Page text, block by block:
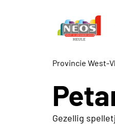
Provincie West-
Gezellig